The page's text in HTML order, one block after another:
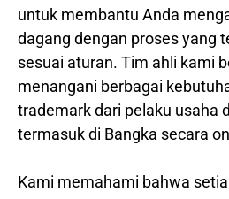
untuk membantu Anda
dagang dengan proses yang
sesuai aturan. Tim ahli kami
menangani berbagai
trademark dari pelaku usaha
termasuk di Bangka secara
Kami memahami bahwa